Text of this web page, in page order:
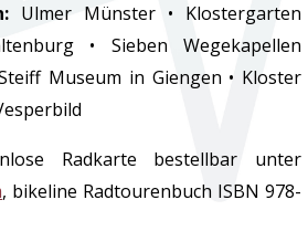
Ulmer Münster • Klostergarten
• Sieben Wegekapellen
Museum in Giengen • Kloster
Radkarte bestellbar unter
, bikeline Radtourenbuch ISBN 978-